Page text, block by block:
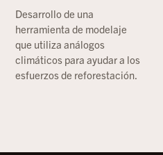
Desarrollo de una
herramienta de modelaje
que utiliza análogos
climáticos para ayudar a los
esfuerzos de reforestación.